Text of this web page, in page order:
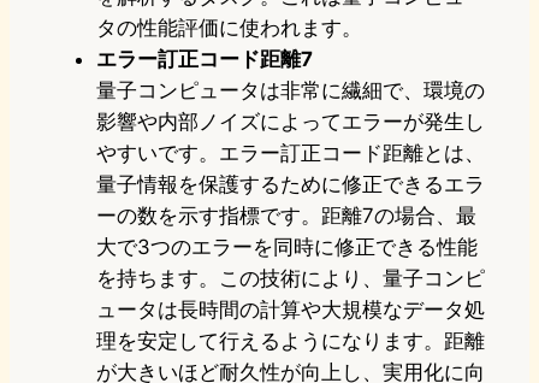
タの性能評価に使われます。
エラー訂正コード距離7
量子コンピュータは非常に繊細で、環境の
影響や内部ノイズによってエラーが発生し
やすいです。エラー訂正コード距離とは、
量子情報を保護するために修正できるエラ
ーの数を示す指標です。距離7の場合、最
大で3つのエラーを同時に修正できる性能
を持ちます。この技術により、量子コンピ
ュータは長時間の計算や大規模なデータ処
理を安定して行えるようになります。距離
が大きいほど耐久性が向上し、実用化に向